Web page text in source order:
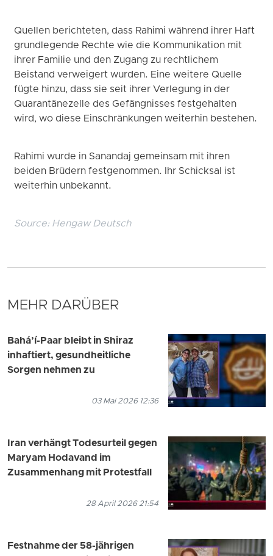
Quellen berichteten, dass Rahimi während ihrer Haft
grundlegende Rechte wie die Kommunikation mit
ihrer Familie und den Zugang zu rechtlichem
Beistand verweigert wurden. Eine weitere Quelle
fügte hinzu, dass sie seit ihrer Verlegung in der
Quarantänezelle des Gefängnisses festgehalten
wird, wo diese Einschränkungen weiterhin bestehen.
Rahimi wurde in Sanandaj gemeinsam mit ihren
beiden Brüdern festgenommen. Ihr Schicksal ist
weiterhin unbekannt.
Source: Hengaw Deutsch
MEHR DARÜBER
Bahá’í-Paar bleibt in Shiraz
inhaftiert, gesundheitliche
Sorgen nehmen zu
03 Mai 2026 12:36
Iran verhängt Todesurteil gegen
Maryam Hodavand im
Zusammenhang mit Protestfall
28 April 2026 21:54
Festnahme der 58-jährigen